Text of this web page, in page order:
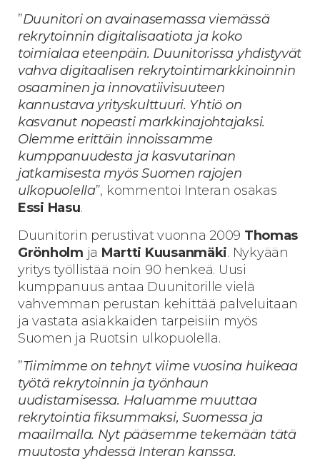
”Duunitori on avainasemassa viemässä
rekrytoinnin digitalisaatiota ja koko
toimialaa eteenpäin. Duunitorissa yhdistyvät
vahva digitaalisen rekrytointimarkkinoinnin
osaaminen ja innovatiivisuuteen
kannustava yrityskulttuuri. Yhtiö on
kasvanut nopeasti markkinajohtajaksi.
Olemme erittäin innoissamme
kumppanuudesta ja kasvutarinan
jatkamisesta myös Suomen rajojen
ulkopuolella”, kommentoi Interan osakas
Essi Hasu.
Duunitorin perustivat vuonna 2009 Thomas
Grönholm ja Martti Kuusanmäki. Nykyään
yritys työllistää noin 90 henkeä. Uusi
kumppanuus antaa Duunitorille vielä
vahvemman perustan kehittää palveluitaan
ja vastata asiakkaiden tarpeisiin myös
Suomen ja Ruotsin ulkopuolella.
”Tiimimme on tehnyt viime vuosina huikeaa
työtä rekrytoinnin ja työnhaun
uudistamisessa. Haluamme muuttaa
rekrytointia fiksummaksi, Suomessa ja
maailmalla. Nyt pääsemme tekemään tätä
muutosta yhdessä Interan kanssa.